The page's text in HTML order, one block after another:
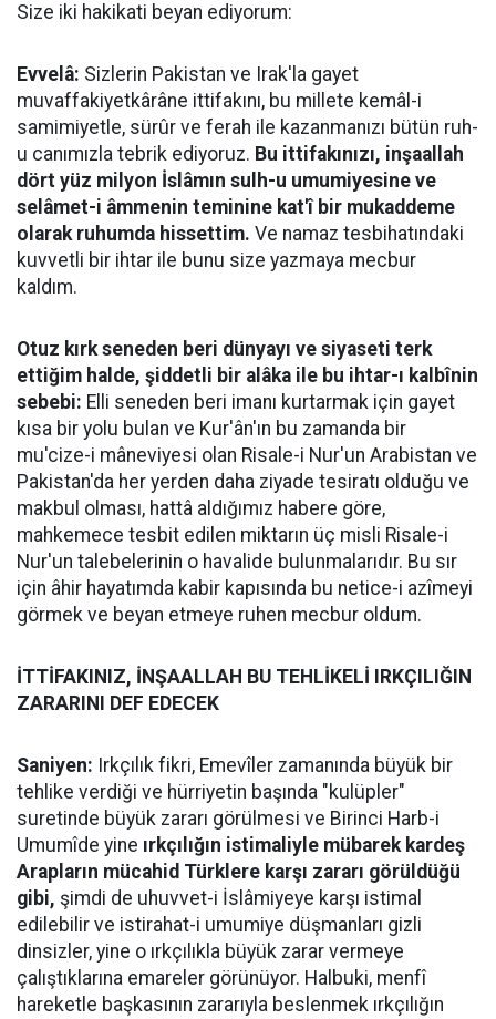
Size iki hakikati beyan ediyorum:
Evvelâ: Sizlerin Pakistan ve Irak'la gayet
muvaffakiyetkârâne ittifakını, bu millete kemâl-i
samimiyetle, sürûr ve ferah ile kazanmanızı bütün ruh-
u canımızla tebrik ediyoruz. Bu ittifakınızı, inşaallah
dört yüz milyon İslâmın sulh-u umumiyesine ve
selâmet-i âmmenin teminine kat'î bir mukaddeme
olarak ruhumda hissettim. Ve namaz tesbihatındaki
kuvvetli bir ihtar ile bunu size yazmaya mecbur
kaldım.
Otuz kırk seneden beri dünyayı ve siyaseti terk
ettiğim halde, şiddetli bir alâka ile bu ihtar-ı kalbînin
sebebi: Elli seneden beri imanı kurtarmak için gayet
kısa bir yolu bulan ve Kur'ân'ın bu zamanda bir
mu'cize-i mâneviyesi olan Risale-i Nur'un Arabistan ve
Pakistan'da her yerden daha ziyade tesiratı olduğu ve
makbul olması, hattâ aldığımız habere göre,
mahkemece tesbit edilen miktarın üç misli Risale-i
Nur'un talebelerinin o havalide bulunmalarıdır. Bu sır
için âhir hayatımda kabir kapısında bu netice-i azîmeyi
görmek ve beyan etmeye ruhen mecbur oldum.
İTTİFAKINIZ, İNŞAALLAH BU TEHLİKELİ IRKÇILIĞIN
ZARARINI DEF EDECEK
Saniyen: Irkçılık fikri, Emevîler zamanında büyük bir
tehlike verdiği ve hürriyetin başında "kulüpler"
suretinde büyük zararı görülmesi ve Birinci Harb-i
Umumîde yine ırkçılığın istimaliyle mübarek kardeş
Arapların mücahid Türklere karşı zararı görüldüğü
gibi, şimdi de uhuvvet-i İslâmiyeye karşı istimal
edilebilir ve istirahat-i umumiye düşmanları gizli
dinsizler, yine o ırkçılıkla büyük zarar vermeye
çalıştıklarına emareler görünüyor. Halbuki, menfî
hareketle başkasının zararıyla beslenmek ırkçılığın